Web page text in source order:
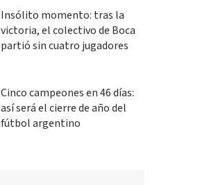
Insólito momento: tras la
victoria, el colectivo de Boca
partió sin cuatro jugadores
Cinco campeones en 46 días:
así será el cierre de año del
fútbol argentino